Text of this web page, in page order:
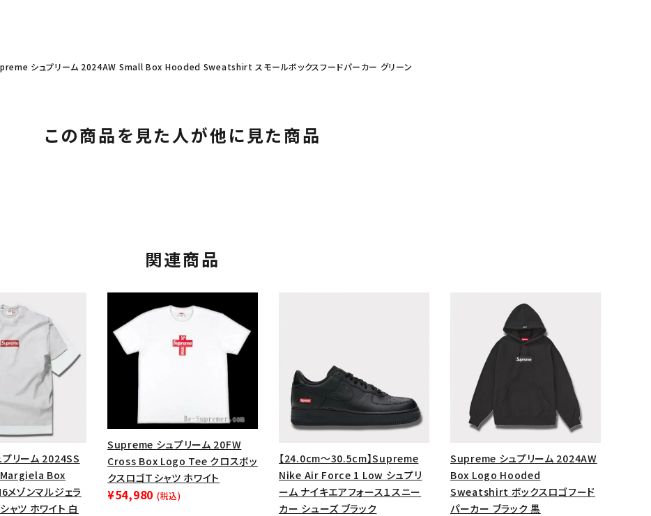
円 ～ 円
Tシャツ・ロングスリーブ
パーカー・クルーネック
ブラックスウェット
在庫のない商品を表示する
絞り込んで検索する
シュプリーム 2024AW Small Box Hooded Sweatshirt スモールボックスフードパーカー グリーン
この商品を見た人が他に見た商品
関連商品
リーム 2024SS
Box
ゾンマルジェラ
ャツ ホワイト 白
Supreme シュプリーム 20FW
Cross Box Logo Tee クロスボッ
クスロゴＴシャツ ホワイト
¥54,980 (税込)
【24.0cm～30.5cm】Supreme
Nike Air Force 1 Low シュプリ
ーム ナイキエアフォース１スニー
カー シューズ ブラック
Supreme シュプリーム 2024AW
Box Logo Hooded
Sweatshirt ボックスロゴフード
パーカー ブラック 黒